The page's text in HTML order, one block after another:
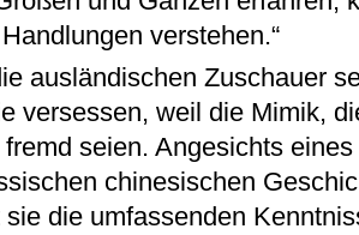
verstehen.“
ausländischen Zuschauer
versessen, weil die Mimik,
seien. Angesichts
chinesischen
die umfassenden